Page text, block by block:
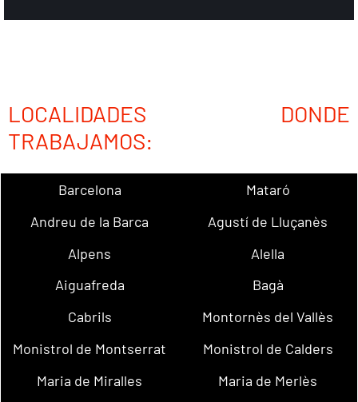
LOCALIDADES DONDE
TRABAJAMOS:
Barcelona
Mataró
Andreu de la Barca
Agustí de Lluçanès
Alpens
Alella
Aiguafreda
Bagà
Cabrils
Montornès del Vallès
Monistrol de Montserrat
Monistrol de Calders
Maria de Miralles
Maria de Merlès